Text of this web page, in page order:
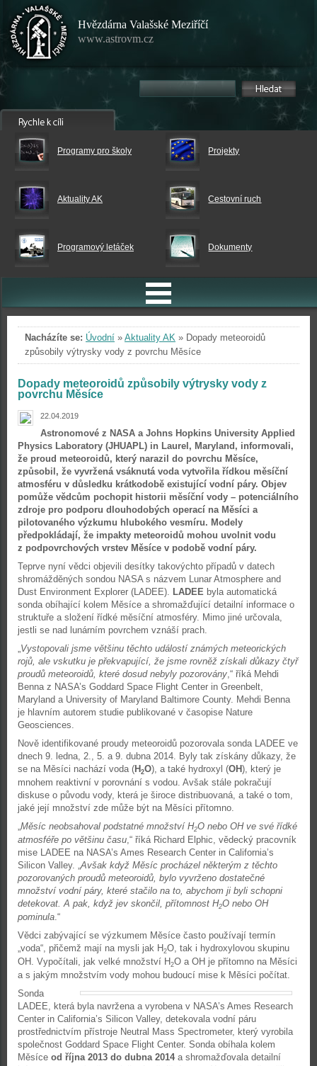
Hvězdárna Valašské Meziříčí
www.astrovm.cz
Programy pro školy Projekty
Aktuality AK Cestovní ruch
Programový letáček Dokumenty
Nacházíte se: Úvodní » Aktuality AK » Dopady meteoroidů
způsobily výtrysky vody z povrchu Měsíce
Dopady meteoroidů způsobily výtrysky vody z
povrchu Měsíce
22.04.2019
Astronomové z NASA a Johns Hopkins University Applied
Physics Laboratory (JHUAPL) in Laurel, Maryland, informovali,
že proud meteoroidů, který narazil do povrchu Měsíce,
způsobil, že vyvržená vsáknutá voda vytvořila řídkou měsíční
atmosféru v důsledku krátkodobě existující vodní páry. Objev
pomůže vědcům pochopit historii měsíční vody – potenciálního
zdroje pro podporu dlouhodobých operací na Měsíci a
pilotovaného výzkumu hlubokého vesmíru. Modely
předpokládají, že impakty meteoroidů mohou uvolnit vodu
z podpovrchových vrstev Měsíce v podobě vodní páry.
Teprve nyní vědci objevili desítky takovýchto případů v datech
shromážděných sondou NASA s názvem Lunar Atmosphere and
Dust Environment Explorer (LADEE). LADEE byla automatická
sonda obíhající kolem Měsíce a shromažďující detailní informace o
struktuře a složení řídké měsíční atmosféry. Mimo jiné určovala,
jestli se nad lunárním povrchem vznáší prach.
„Vystopovali jsme většinu těchto událostí známých meteorických
rojů, ale vskutku je překvapující, že jsme rovněž získali důkazy čtyř
proudů meteoroidů, které dosud nebyly pozorovány,“ říká Mehdi
Benna z NASA’s Goddard Space Flight Center in Greenbelt,
Maryland a University of Maryland Baltimore County. Mehdi Benna
je hlavním autorem studie publikované v časopise Nature
Geosciences.
Nově identifikované proudy meteoroidů pozorovala sonda LADEE ve
dnech 9. ledna, 2., 5. a 9. dubna 2014. Byly tak získány důkazy, že
se na Měsíci nachází voda (H 2O), a také hydroxyl (OH), který je
mnohem reaktivní v porovnání s vodou. Avšak stále pokračují
diskuse o původu vody, která je široce distribuovaná, a také o tom,
jaké její množství zde může být na Měsíci přítomno.
„Měsíc neobsahoval podstatné množství H2O nebo OH ve své řídké
atmosféře po většinu času,“ říká Richard Elphic, vědecký pracovník
mise LADEE na NASA’s Ames Research Center in California’s
Silicon Valley. „Avšak když Měsíc procházel některým z těchto
pozorovaných proudů meteoroidů, bylo vyvrženo dostatečné
množství vodní páry, které stačilo na to, abychom ji byli schopni
detekovat. A pak, když jev skončil, přítomnost H2O nebo OH
pominula.“
Vědci zabývající se výzkumem Měsíce často používají termín
„voda“, přičemž mají na mysli jak H 2O, tak i hydroxylovou skupinu
OH. Vypočítali, jak velké množství H 2O a OH je přítomno na Měsíci
a s jakým množstvím vody mohou budoucí mise k Měsíci počítat.
Sonda
LADEE, která byla navržena a vyrobena v NASA’s Ames Research
Center in California’s Silicon Valley, detekovala vodní páru
prostřednictvím přístroje Neutral Mass Spectrometer, který vyrobila
společnost Goddard Space Flight Center. Sonda obíhala kolem
Měsíce od října 2013 do dubna 2014a shromažďovala detailní